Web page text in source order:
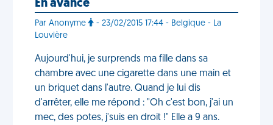
En avance
Par Anonyme
- 23/02/2015 17:44 - Belgique - La
Louvière
Aujourd'hui, je surprends ma fille dans sa
chambre avec une cigarette dans une main et
un briquet dans l'autre. Quand je lui dis
d'arrêter, elle me répond : "Oh c'est bon, j'ai un
mec, des potes, j'suis en droit !" Elle a 9 ans.